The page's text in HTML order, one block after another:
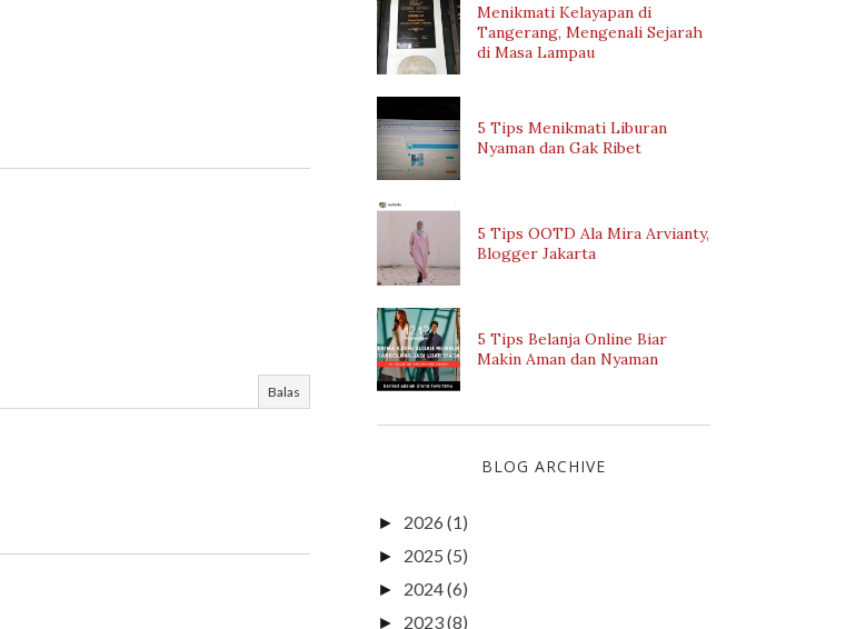
Balas
Menikmati Kelayapan di
Tangerang, Mengenali Sejarah
di Masa Lampau
5 Tips Menikmati Liburan
Nyaman dan Gak Ribet
5 Tips OOTD Ala Mira Arvianty,
Blogger Jakarta
5 Tips Belanja Online Biar
Makin Aman dan Nyaman
BLOG ARCHIVE
► 2026 (1)
► 2025 (5)
► 2024(6)
► 2023(8)